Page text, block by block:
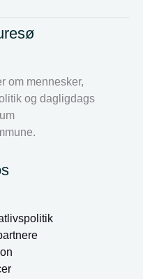
om mennesker,
og dagligdags